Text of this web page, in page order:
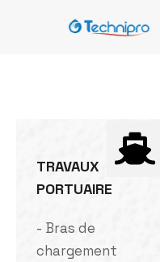
TRAVAUX
PORTUAIRE
- Bras de
chargement